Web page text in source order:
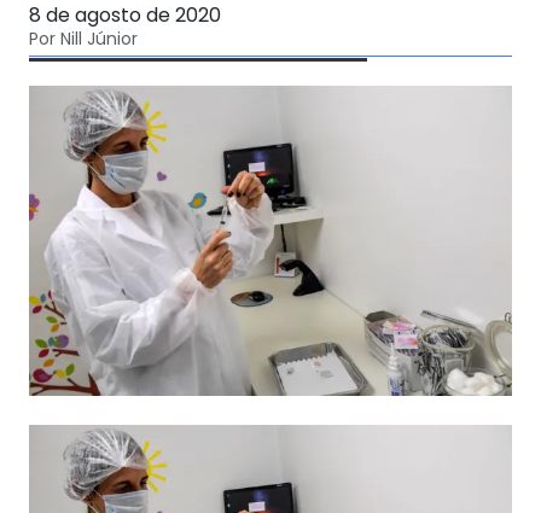
8 de agosto de 2020
Por Nill Júnior